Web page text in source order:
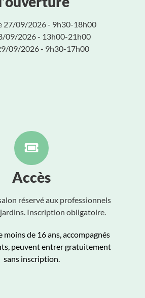
27/09/2026 - 9h30-18h00
09/2026 - 13h00-21h00
09/2026 - 9h30-17h00
Accès
réservé aux professionnels
Inscription obligatoire.
moins de 16 ans, accompagnés
peuvent entrer gratuitement
sans inscription.